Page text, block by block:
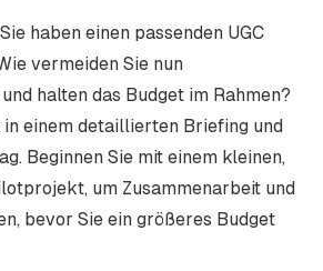
haben einen passenden UGC
vermeiden Sie nun
halten das Budget im Rahmen?
einem detaillierten Briefing und
Beginnen Sie mit einem kleinen,
um Zusammenarbeit und
bevor Sie ein größeres Budget